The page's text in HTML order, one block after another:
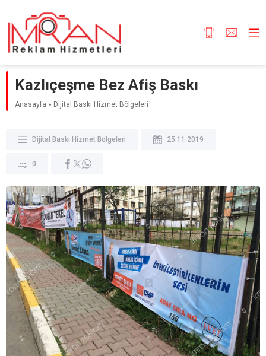
Kazlıçeşme Bez Afiş Baskı
Anasayfa » Dijital Baskı Hizmet Bölgeleri
Dijital Baskı Hizmet Bölgeleri 25.11.2019
0